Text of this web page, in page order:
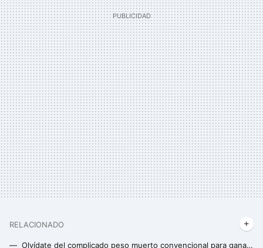
RELACIONADO
Olvídate del complicado peso muerto convencional para ganar masa muscular: estas son las alternativas con las que conseguir mejores resultados